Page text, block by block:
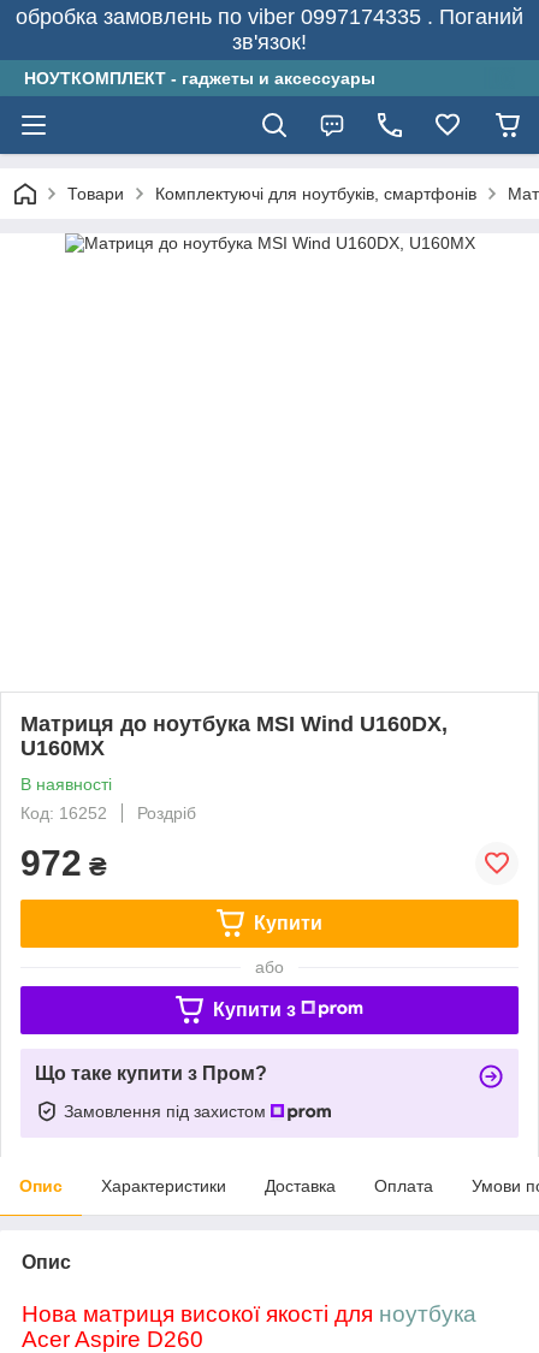
обробка замовлень по viber 0997174335 . Поганий
зв'язок!
НОУТКОМПЛЕКТ - гаджеты и аксессуары
Товари Комплектуючі для ноутбуків, смартфонів
Матриця до ноутбука MSI Wind U160DX,
U160MX
В наявності
Код: 16252
Роздріб
972 ₴
Купити
або
Купити з
Що таке купити з Пром?
Замовлення під захистом
Опис Характеристики Доставка Оплата Умови
Опис
Нова матриця високої якості для ноутбука
Acer Aspire D260